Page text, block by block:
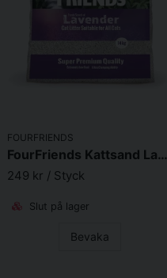
FOURFRIENDS
FourFriends Kattsand Lavender 14kg
249 kr / Styck
Slut på lager
Bevaka